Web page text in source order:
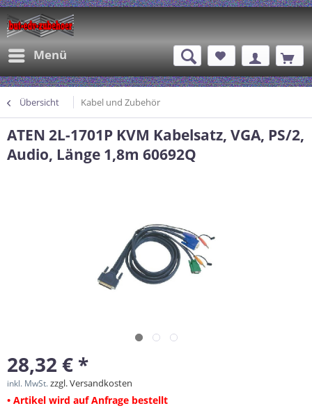
Menü
Übersicht Kabel und Zubehör
ATEN 2L-1701P KVM Kabelsatz, VGA, PS/2,
Audio, Länge 1,8m 60692Q
28,32 € *
inkl. MwSt.zzgl. Versandkosten
• Artikel wird auf Anfrage bestellt